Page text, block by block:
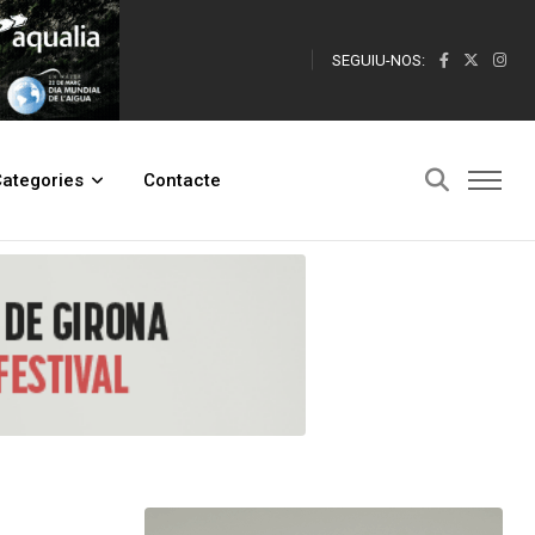
SEGUIU-NOS:
Contacte